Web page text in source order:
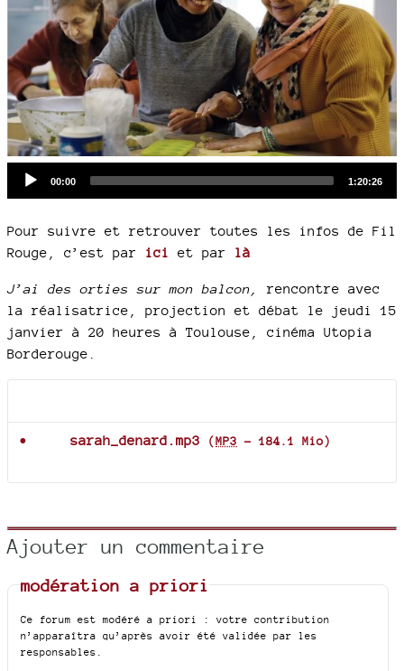
Current
00:00
Total
1:20:26
Pour suivre et retrouver toutes les infos de Fil
Rouge, c’est par ici et par là
J’ai des orties sur mon balcon,
rencontre avec
la réalisatrice, projection et débat le jeudi 15
janvier à 20 heures à Toulouse, cinéma Utopia
Borderouge.
sarah_denard.mp3 (MP3 - 184.1 Mio)
Ajouter un commentaire
modération a priori
Ce forum est modéré a priori : votre contribution
n’apparaîtra qu’après avoir été validée par les
responsables.